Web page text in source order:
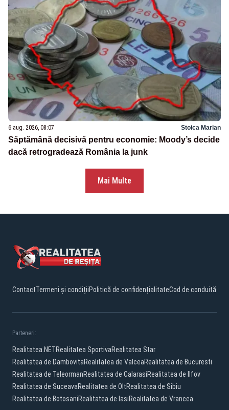
6 aug. 2026, 08:07 Stoica Marian
Săptămână decisivă pentru economie: Moody’s decide
dacă retrogradează România la junk
Mai Multe
ContactTermeni și condițiiPolitică de confidențialitateCod de conduită
Parteneri:
Realitatea.NETRealitatea SportivaRealitatea Star
Realitatea de DambovitaRealitatea de ValceaRealitatea de Bucuresti
Realitatea de TeleormanRealitatea de CalarasiRealitatea de Ilfov
Realitatea de SuceavaRealitatea de OltRealitatea de Sibiu
Realitatea de BotosaniRealitatea de IasiRealitatea de Vrancea